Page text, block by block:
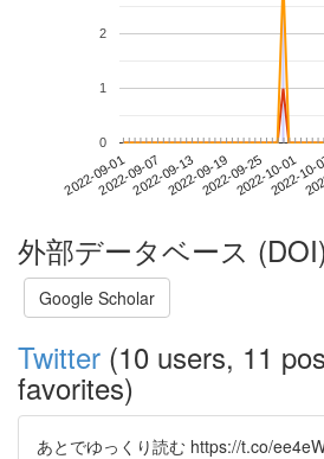
2022-09-012022-09-072022-09-132022-09-192022-09-252022-10-01
2022-
0
1
2
外部データベース
Google Scholar
Twitter (10 users, 11
favorites)
あとでゆっくり読む https://t.co/